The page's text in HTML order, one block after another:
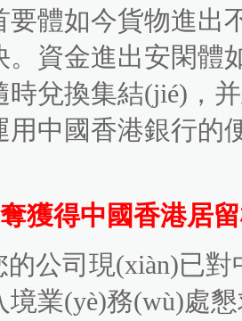
如今貨物進出不征關
資金進出安閑體如
兌換集結(jié)，
用中國香港銀行的
得中國香港居留
司現(xiàn)已對中
業(yè)務(wù)處懇